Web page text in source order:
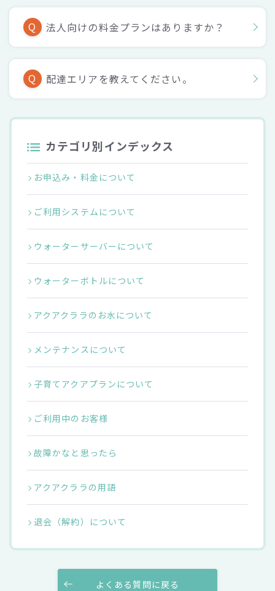
Q 法人向けの料金プランはありますか？
Q 配達エリアを教えてください。
カテゴリ別インデックス
お申込み・料金について
ご利用システムについて
ウォーターサーバーについて
ウォーターボトルについて
アクアクララのお水について
メンテナンスについて
子育てアクアプランについて
ご利用中のお客様
故障かなと思ったら
アクアクララの用語
退会（解約）について
よくある質問に戻る